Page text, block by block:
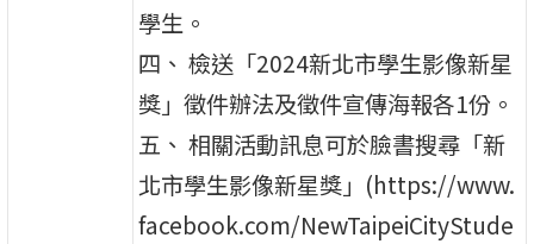
學生。
四、 檢送「2024新北市學生影像新星
獎」徵件辦法及徵件宣傳海報各1份。
五、 相關活動訊息可於臉書搜尋「新
北市學生影像新星獎」(https://www.
facebook.com/NewTaipeiCityStude